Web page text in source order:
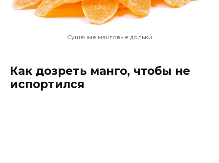
Сушеные манговые дольки
Как дозреть манго, чтобы не
испортился